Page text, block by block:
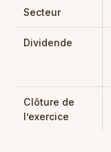
Secteur
Dividende
Clôture de
l’exercice